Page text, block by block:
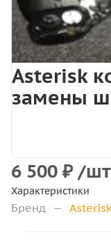
Asterisk
замены
6 500 ₽ /шт
Характеристики
Бренд — Asterisk